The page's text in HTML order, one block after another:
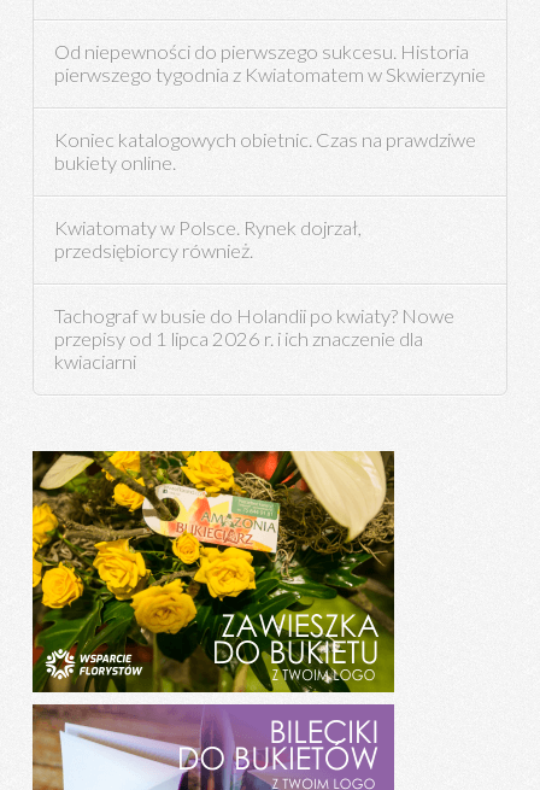
Od niepewności do pierwszego sukcesu. Historia
pierwszego tygodnia z Kwiatomatem w Skwierzynie
Koniec katalogowych obietnic. Czas na prawdziwe
bukiety online.
Kwiatomaty w Polsce. Rynek dojrzał,
przedsiębiorcy również.
Tachograf w busie do Holandii po kwiaty? Nowe
przepisy od 1 lipca 2026 r. i ich znaczenie dla
kwiaciarni